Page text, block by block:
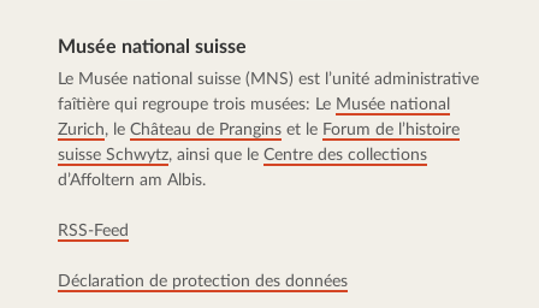
Musée national suisse
Le Musée national suisse (MNS) est l’unité administrative
faîtière qui regroupe trois musées: Le Musée national
Zurich, le Château de Prangins et le Forum de l’histoire
suisse Schwytz, ainsi que le Centre des collections
d’Affoltern am Albis.
RSS-Feed
Déclaration de protection des données